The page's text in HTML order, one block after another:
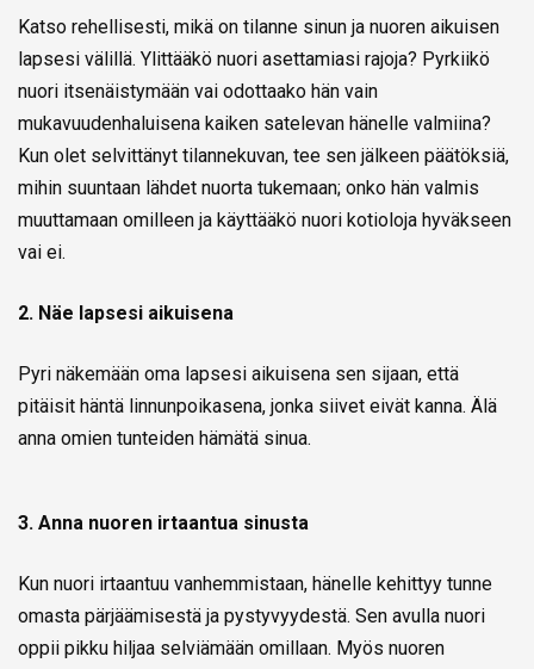
Katso rehellisesti, mikä on tilanne sinun ja nuoren aikuisen
lapsesi välillä. Ylittääkö nuori asettamiasi rajoja? Pyrkiikö
nuori itsenäistymään vai odottaako hän vain
mukavuudenhaluisena kaiken satelevan hänelle valmiina?
Kun olet selvittänyt tilannekuvan, tee sen jälkeen päätöksiä,
mihin suuntaan lähdet nuorta tukemaan; onko hän valmis
muuttamaan omilleen ja käyttääkö nuori kotioloja hyväkseen
vai ei.
2. Näe lapsesi aikuisena
Pyri näkemään oma lapsesi aikuisena sen sijaan, että
pitäisit häntä linnunpoikasena, jonka siivet eivät kanna. Älä
anna omien tunteiden hämätä sinua.
3. Anna nuoren irtaantua sinusta
Kun nuori irtaantuu vanhemmistaan, hänelle kehittyy tunne
omasta pärjäämisestä ja pystyvyydestä. Sen avulla nuori
oppii pikku hiljaa selviämään omillaan. Myös nuoren